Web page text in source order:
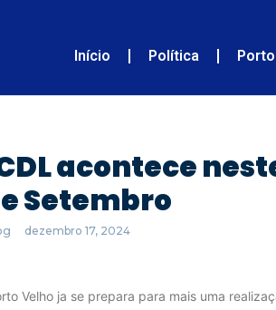
Início Política
acontece
Setembro
dezembro 17, 2024
Velho ja se prepara para mais uma